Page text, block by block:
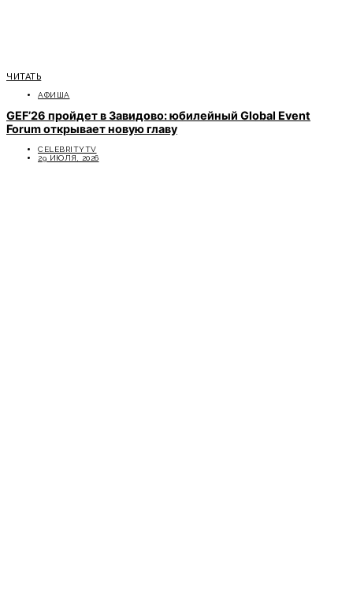
ЧИТАТЬ
АФИША
GEF’26 пройдет в Завидово: юбилейный Global Event
Forum открывает новую главу
CELEBRITYTV
29 ИЮЛЯ, 2026